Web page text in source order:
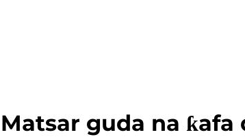
Matsar guda na ƙafa